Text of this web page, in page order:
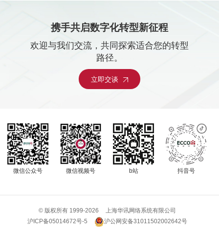
携手共启数字化转型新征程
欢迎与我们交流，共同探索适合您的转型
路径。
立即交谈
微信公众号 微信视频号 b站 抖音号
© 版权所有 1999-2026
上海华讯网络系统有限公司
沪ICP备05014672号-5
沪公网安备31011502002642号